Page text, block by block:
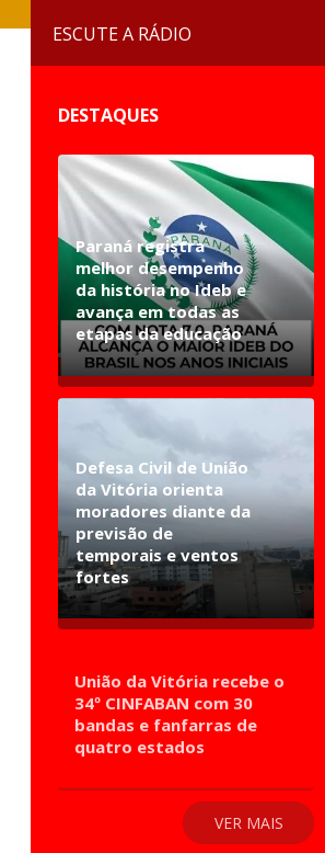
ESCUTE A RÁDIO
DESTAQUES
Paraná registra
melhor desempenho
da história no Ideb e
avança em todas as
etapas da educação
Defesa Civil de União
da Vitória orienta
moradores diante da
previsão de
temporais e ventos
fortes
União da Vitória recebe o
34º CINFABAN com 30
bandas e fanfarras de
quatro estados
VER MAIS